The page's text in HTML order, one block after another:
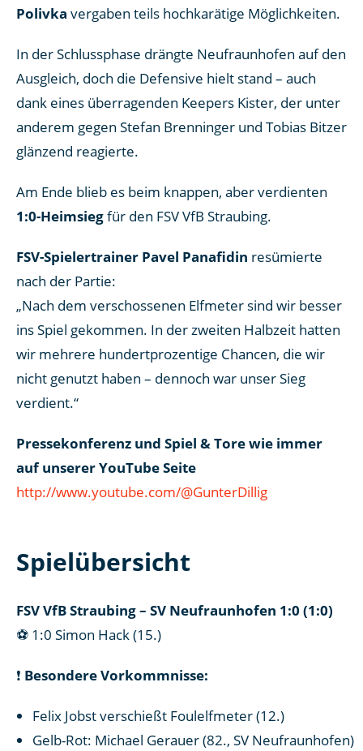
Polivka vergaben teils hochkarätige Möglichkeiten.
In der Schlussphase drängte Neufraunhofen auf den
Ausgleich, doch die Defensive hielt stand – auch
dank eines überragenden Keepers Kister, der unter
anderem gegen Stefan Brenninger und Tobias Bitzer
glänzend reagierte.
Am Ende blieb es beim knappen, aber verdienten
1:0-Heimsiegfür den FSV VfB Straubing.
FSV-Spielertrainer Pavel Panafidin resümierte
nach der Partie:
„Nach dem verschossenen Elfmeter sind wir besser
ins Spiel gekommen. In der zweiten Halbzeit hatten
wir mehrere hundertprozentige Chancen, die wir
nicht genutzt haben – dennoch war unser Sieg
verdient.“
Pressekonferenz und Spiel & Tore wie immer
auf unserer YouTube Seite
http://www.youtube.com/@GunterDillig
Spielübersicht
FSV VfB Straubing – SV Neufraunhofen 1:0 (1:0)
⚽ 1:0 Simon Hack (15.)
❗ Besondere Vorkommnisse:
Felix Jobst verschießt Foulelfmeter (12.)
Gelb-Rot: Michael Gerauer (82., SV Neufraunhofen)